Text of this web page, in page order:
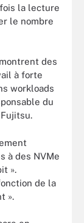
la lecture
le nombre
des
à forte
workloads
du
à des NVMe
».
de la
».